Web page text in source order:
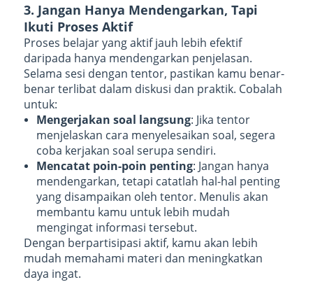
3. Jangan Hanya Mendengarkan, Tapi
Ikuti Proses Aktif
Proses belajar yang aktif jauh lebih efektif
daripada hanya mendengarkan penjelasan.
Selama sesi dengan tentor, pastikan kamu benar-
benar terlibat dalam diskusi dan praktik. Cobalah
untuk:
Mengerjakan soal langsung: Jika tentor
menjelaskan cara menyelesaikan soal, segera
coba kerjakan soal serupa sendiri.
Mencatat poin-poin penting: Jangan hanya
mendengarkan, tetapi catatlah hal-hal penting
yang disampaikan oleh tentor. Menulis akan
membantu kamu untuk lebih mudah
mengingat informasi tersebut.
Dengan berpartisipasi aktif, kamu akan lebih
mudah memahami materi dan meningkatkan
daya ingat.